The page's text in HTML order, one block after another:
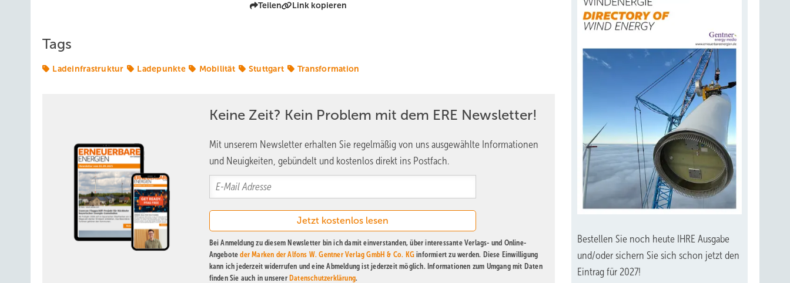
Teilen Link kopieren
Tags
Ladeinfrastruktur Ladepunkte Mobilität Stuttgart Transformation
Keine Zeit? Kein Problem mit dem ERE Newsletter!
Mit unserem Newsletter erhalten Sie regelmäßig von uns ausgewählte Informationen
und Neuigkeiten, gebündelt und kostenlos direkt ins Postfach.
Bei Anmeldung zu diesem Newsletter bin ich damit einverstanden, über interessante Verlags- und Online-
Angeboteder Marken der Alfons W. Gentner Verlag GmbH & Co. KG informiert zu werden. Diese Einwilligung
kann ich jederzeit widerrufen und eine Abmeldung ist jederzeit möglich. Informationen zum Umgang mit Daten
finden Sie auch in unserer Datenschutzerklärung.
Bestellen Sie noch heute IHRE Ausgabe
und/oder sichern Sie sich schon jetzt den
Eintrag für 2027!